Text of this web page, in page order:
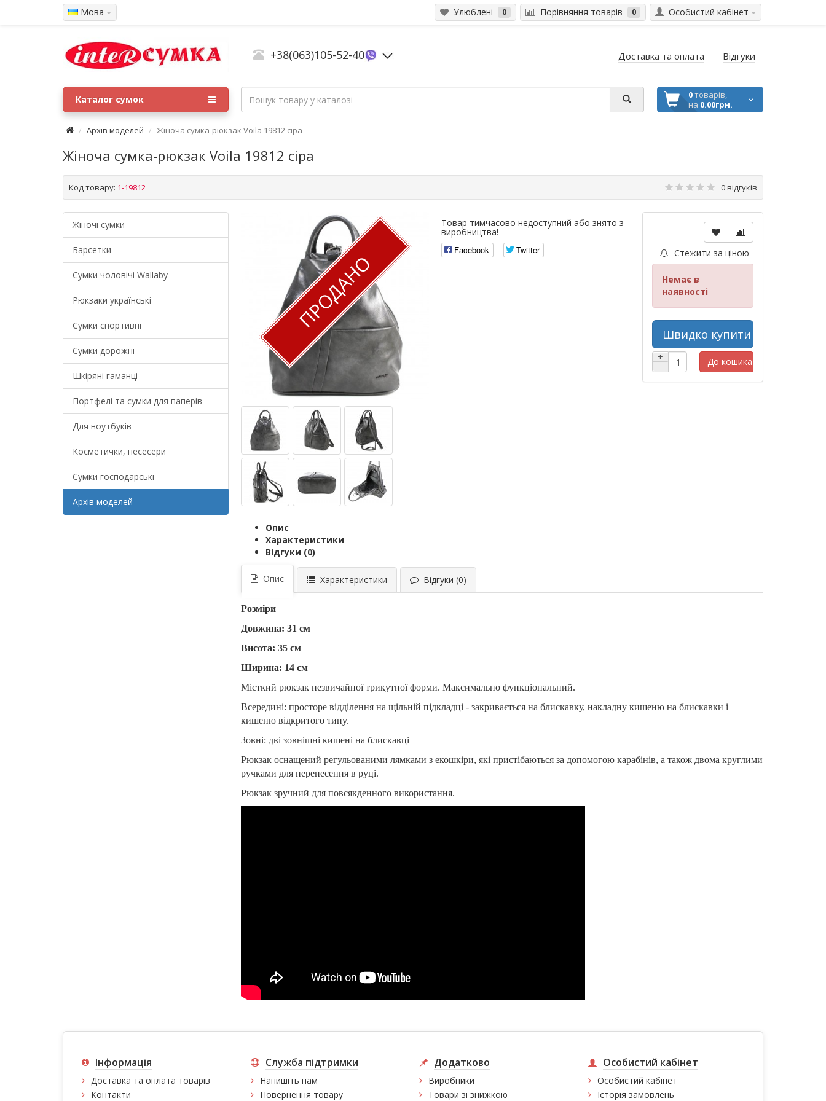
Мова Улюблені 0 Порівняння товарів 0 Особистий кабінет
+38(063)105-52-40 Доставка та оплата Відгуки
0товарів,
на 0.00грн.
Каталог сумок
Архів моделей Жіноча сумка-рюкзак Voila 19812 сіра
Жіноча сумка-рюкзак Voila 19812 сіра
Код товару: 1-19812 0 відгуків
Жіночі сумки
Барсетки
Cумки чоловічі Wallaby
Рюкзаки українські
Сумки спортивні
Сумки дорожні
Шкіряні гаманці
Портфелі та сумки для паперів
Для ноутбуків
Косметички, несесери
Сумки господарські
Архів моделей
ПРОДАНО
Опис
Характеристики
Відгуки (0)
Товар тимчасово недоступний або знято з
виробництва!
Facebook
Twitter Стежити за ціною
Немає в
наявності
Швидко купити
+
−
До кошика
Опис Характеристики Відгуки (0)
Розміри
Довжина: 31 см
Висота: 35 см
Ширина: 14 см
Місткий рюкзак незвичайної трикутної форми. Максимально функціональний.
Всередині: просторе відділення на щільній підкладці - закривається на блискавку, накладну кишеню на блискавки і
кишеню відкритого типу.
Зовні: дві зовнішні кишені на блискавці
Рюкзак оснащений регульованими лямками з екошкіри, які пристібаються за допомогою карабінів, а також двома круглими
ручками для перенесення в руці.
Рюкзак зручний для повсякденного використання.
Інформація
Доставка та оплата товарів
Контакти
Служба підтримки
Напишіть нам
Повернення товару
Додатково
Виробники
Товари зі знижкою
Особистий кабінет
Особистий кабінет
Історія замовлень